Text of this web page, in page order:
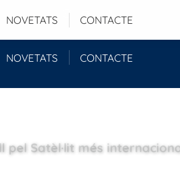
NOVETATS CONTACTE
Satèl·lit més
NOVETATS CONTACTE